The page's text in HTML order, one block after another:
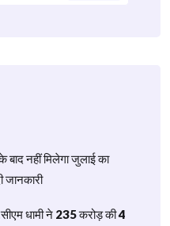
बाद नहीं मिलेगा जुलाई का
जानकारी
धामी ने 235 करोड़ की 4